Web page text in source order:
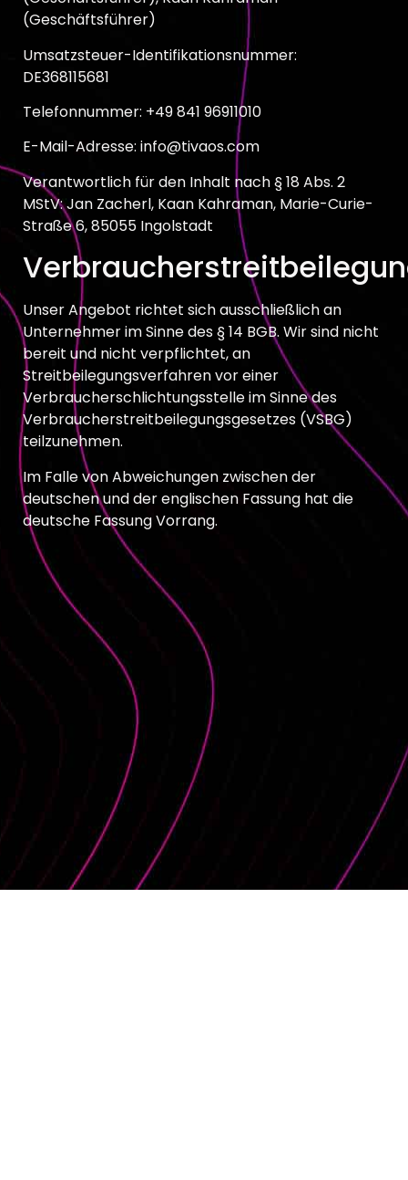
(Geschäftsführer)
Umsatzsteuer-Identifikationsnummer:
DE368115681
Telefonnummer: +49 841 96911010
E-Mail-Adresse: info@tivaos.com
Verantwortlich für den Inhalt nach § 18 Abs. 2
MStV: Jan Zacherl, Kaan Kahraman, Marie-Curie-
Straße 6, 85055 Ingolstadt
Unser Angebot richtet sich ausschließlich an
Unternehmer im Sinne des § 14 BGB. Wir sind nicht
bereit und nicht verpflichtet, an
Streitbeilegungsverfahren vor einer
Verbraucherschlichtungsstelle im Sinne des
Verbraucherstreitbeilegungsgesetzes (VSBG)
teilzunehmen.
Im Falle von Abweichungen zwischen der
deutschen und der englischen Fassung hat die
deutsche Fassung Vorrang.